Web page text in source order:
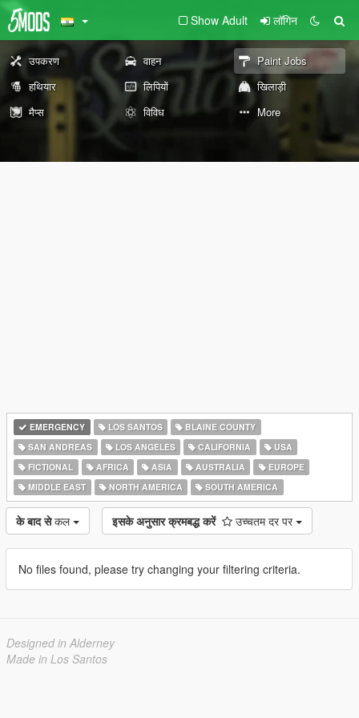
Show Adult लॉगिन
उपकरण वाहन
Paint Jobs
हथियार
लिपियों
खिलाड़ी
मैप्स
विविध More
EMERGENCY LOS SANTOS
BLAINE COUNTY
SAN ANDREAS
LOS ANGELES CALIFORNIA
USA
FICTIONAL
AFRICA ASIA AUSTRALIA
EUROPE
MIDDLE EAST
NORTH AMERICA SOUTH AMERICA
के बाद से कल इसके अनुसार क्रमबद्ध करें उच्चतम दर पर
No files found, please try changing your filtering criteria.
Designed in Alderney
Made in Los Santos